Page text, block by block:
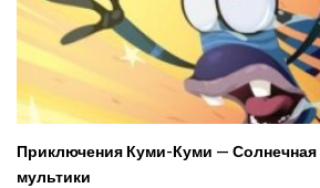
Приключения Куми-Куми —
мультики